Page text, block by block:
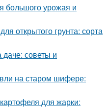
большого урожая и
открытого грунта: сорта
советы и
на старом шифере:
для жарки: